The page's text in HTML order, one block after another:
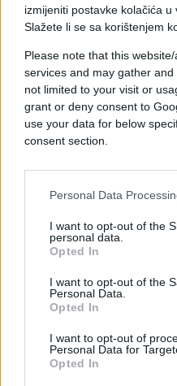
izmijeniti postavke kolačića u
Slažete li se sa korištenjem
Please note that this
services and may gather
not limited to your visit or
grant or deny consent to
use your data for below
consent section.
Personal Data
I want to opt-out of the
personal data.
Opted In
I want to opt-out of the
Personal Data.
Opted In
I want to opt-out of
Personal Data for
Opted In
počela pričati nešto
pored njega, uzela mu
se. Čovjek nije mogao
da mu nije palo na
vrata i pita gdje sam.“
Kasnije se ispostavilo
otkako sam s Vukom.
zateći kako nepomično
bi me pažljivo odveo
koja mjesečari ne
je i naša kćerka Lenka
rekla je Tamara.
Tamara Grujić u braku
kojim je 2019. godine